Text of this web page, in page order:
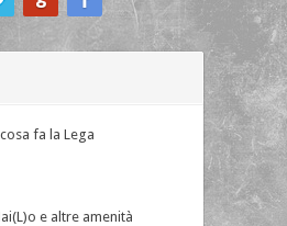
fa la Lega
e altre amenità